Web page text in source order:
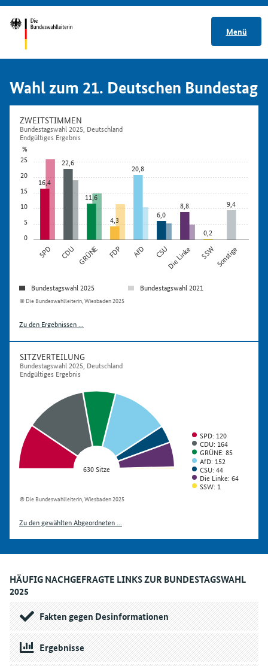
Menü
Wahl zum 21. Deutschen Bundestag
0
5
10
15
20
25
%
SPD CDU GRÜNE FDP AfD CSUDie Linke SSW Sonstige
16,4
22,6
11,6
4,3
20,8
6,0
8,8
0,2
9,4
© Die Bundeswahlleiterin, Wiesbaden 2025
ZWEITSTIMMEN
Bundestagswahl 2025, Deutschland
Endgültiges Ergebnis
Bundestagswahl 2025 Bundestagswahl 2021
Zu den Ergebnissen ...
630 Sitze
© Die Bundeswahlleiterin, Wiesbaden 2025
SITZVERTEILUNG
Bundestagswahl 2025, Deutschland
Endgültiges Ergebnis
SPD: 120
CDU: 164
GRÜNE: 85
AfD: 152
CSU: 44
Die Linke: 64
SSW: 1
Zu den gewählten Abgeordneten ...
HÄUFIG NACHGEFRAGTE LINKS ZUR BUNDESTAGSWAHL
2025
Fakten gegen Desinformationen
Ergebnisse